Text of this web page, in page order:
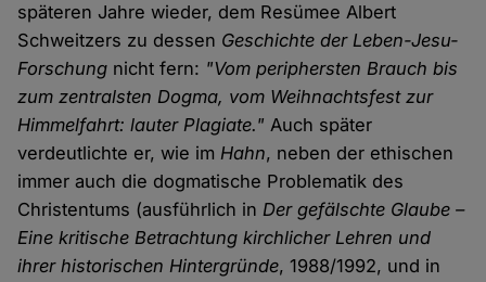
späteren Jahre wieder, dem Resümee Albert
Schweitzers zu dessen Geschichte der Leben-Jesu-
Forschung nicht fern: "Vom periphersten Brauch bis
zum zentralsten Dogma, vom Weihnachtsfest zur
Himmelfahrt: lauter Plagiate." Auch später
verdeutlichte er, wie imHahn, neben der ethischen
immer auch die dogmatische Problematik des
Christentums (ausführlich inDer gefälschte Glaube –
Eine kritische Betrachtung kirchlicher Lehren und
ihrer historischen Hintergründe, 1988/1992, und in